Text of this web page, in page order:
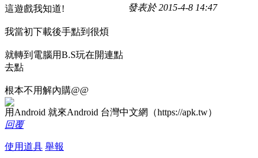
發表於 2015-4-8 14:47
這遊戲我知道!
我當初下載後手點到很煩
就轉到電腦用B.S玩在開連點
去點
根本不用解內購@@
用Android 就來Android 台灣中文網（https://apk.tw）
回覆
使用道具 舉報